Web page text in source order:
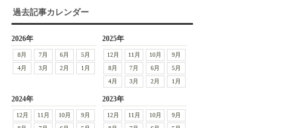
過去記事カレンダー
2026年
8月 7月 6月
5月
4月
3月 2月 1月
2025年
12月 11月 10月
9月
8月
7月 6月
5月
4月
3月 2月 1月
2024年
12月 11月 10月
9月
2023年
12月 11月 10月
9月